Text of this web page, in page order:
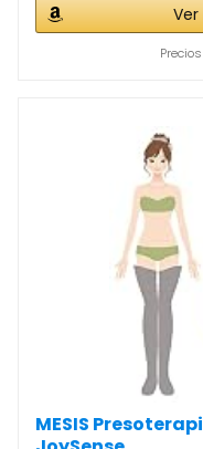
MESIS